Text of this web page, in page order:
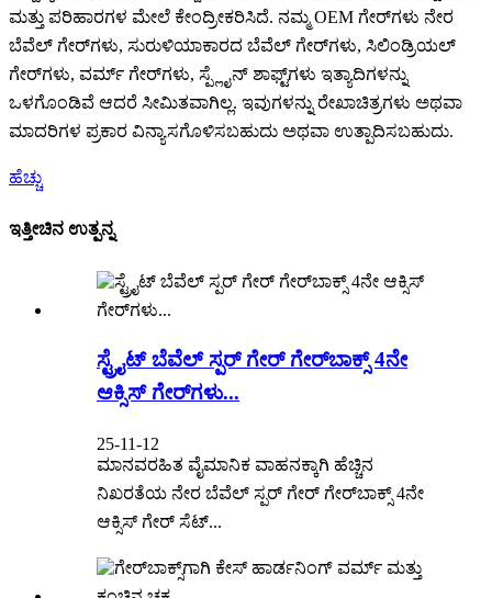
ಮತ್ತು ಪರಿಹಾರಗಳ ಮೇಲೆ ಕೇಂದ್ರೀಕರಿಸಿದೆ. ನಮ್ಮ OEM ಗೇರ್‌ಗಳು ನೇರ
ಬೆವೆಲ್ ಗೇರ್‌ಗಳು, ಸುರುಳಿಯಾಕಾರದ ಬೆವೆಲ್ ಗೇರ್‌ಗಳು, ಸಿಲಿಂಡ್ರಿಯಲ್
ಗೇರ್‌ಗಳು, ವರ್ಮ್ ಗೇರ್‌ಗಳು, ಸ್ಪ್ಲೈನ್ ​​ಶಾಫ್ಟ್‌ಗಳು ಇತ್ಯಾದಿಗಳನ್ನು
ಒಳಗೊಂಡಿವೆ ಆದರೆ ಸೀಮಿತವಾಗಿಲ್ಲ. ಇವುಗಳನ್ನು ರೇಖಾಚಿತ್ರಗಳು ಅಥವಾ
ಮಾದರಿಗಳ ಪ್ರಕಾರ ವಿನ್ಯಾಸಗೊಳಿಸಬಹುದು ಅಥವಾ ಉತ್ಪಾದಿಸಬಹುದು.
ಹೆಚ್ಚು
ಇತ್ತೀಚಿನ ಉತ್ಪನ್ನ
ಸ್ಟ್ರೈಟ್ ಬೆವೆಲ್ ಸ್ಪರ್ ಗೇರ್ ಗೇರ್‌ಬಾಕ್ಸ್ 4ನೇ
ಆಕ್ಸಿಸ್ ಗೇರ್‌ಗಳು...
25-11-12
ಮಾನವರಹಿತ ವೈಮಾನಿಕ ವಾಹನಕ್ಕಾಗಿ ಹೆಚ್ಚಿನ
ನಿಖರತೆಯ ನೇರ ಬೆವೆಲ್ ಸ್ಪರ್ ಗೇರ್ ಗೇರ್‌ಬಾಕ್ಸ್ 4ನೇ
ಆಕ್ಸಿಸ್ ಗೇರ್ ಸೆಟ್...